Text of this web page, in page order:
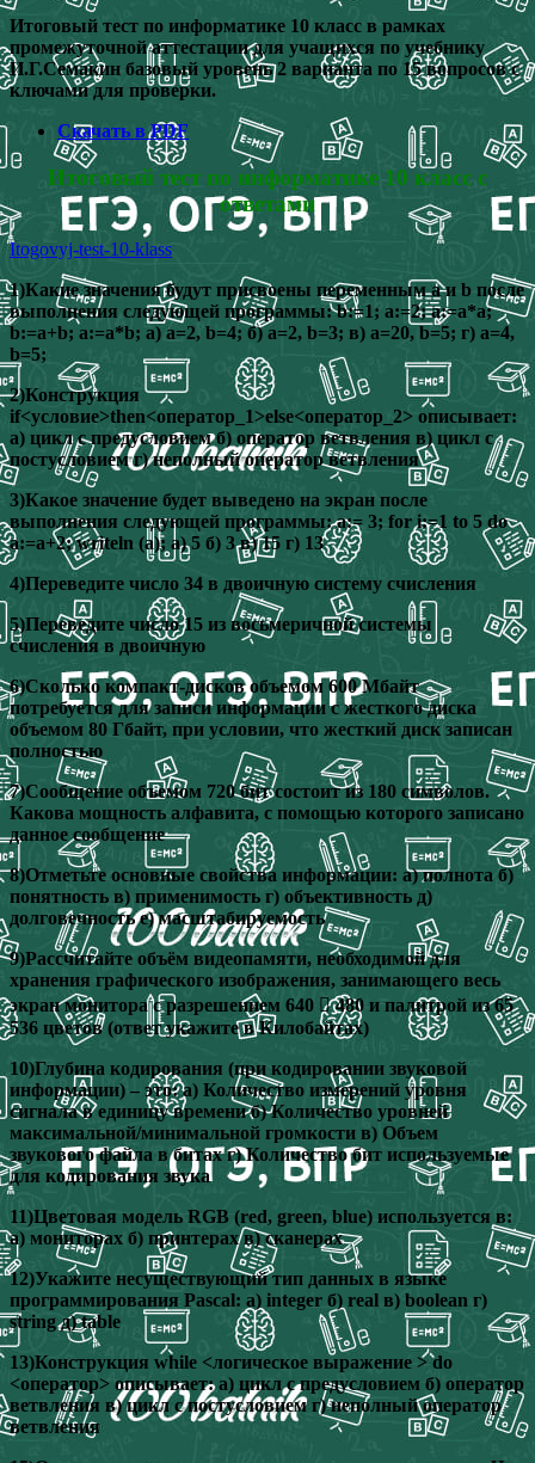
Итоговый тест по информатике 10 класс в рамках
промежуточной аттестации для учащихся по учебнику
И.Г.Семакин базовый уровень 2 варианта по 15 вопросов с
ключами для проверки.
Скачать в PDF
Итоговый тест по информатике 10 класс с
ответами
Itogovyj-test-10-klass
1)Какие значения будут присвоены переменным а и b после
выполнения следующей программы: b:=1; a:=2; a:=a*a;
b:=a+b; a:=a*b; а) a=2, b=4; б) a=2, b=3; в) a=20, b=5; г) a=4,
b=5;
2)Конструкция
if<условие>then<оператор_1>else<оператор_2> описывает:
а) цикл с предусловием б) оператор ветвления в) цикл с
постусловием г) неполный оператор ветвления
3)Какое значение будет выведено на экран после
выполнения следующей программы: a:= 3; for i:=1 to 5 do
a:=a+2; writeln (a); а) 5 б) 3 в) 15 г) 13
4)Переведите число 34 в двоичную систему счисления
5)Переведите число 15 из восьмеричной системы
счисления в двоичную
6)Сколько компакт-дисков объемом 600 Мбайт
потребуется для записи информации с жесткого диска
объемом 80 Гбайт, при условии, что жесткий диск записан
полностью
7)Сообщение объемом 720 бит состоит из 180 символов.
Какова мощность алфавита, с помощью которого записано
данное сообщение
8)Отметьте основные свойства информации: а) полнота б)
понятность в) применимость г) объективность д)
долговечность е) масштабируемость
9)Рассчитайте объём видеопамяти, необходимой для
хранения графического изображения, занимающего весь
экран монитора с разрешением 640  480 и палитрой из 65
536 цветов (ответ укажите в Килобайтах)
10)Глубина кодирования (при кодировании звуковой
информации) – это: а) Количество измерений уровня
сигнала в единицу времени б) Количество уровней
максимальной/минимальной громкости в) Объем
звукового файла в битах г) Количество бит используемые
для кодирования звука
11)Цветовая модель RGB (red, green, blue) используется в:
а) мониторах б) принтерах в) сканерах
12)Укажите несуществующий тип данных в языке
программирования Pascal: а) integer б) real в) boolean г)
string д) table
13)Конструкция while <логическое выражение > do
<оператор> описывает: а) цикл с предусловием б) оператор
ветвления в) цикл с постусловием г) неполный оператор
ветвления